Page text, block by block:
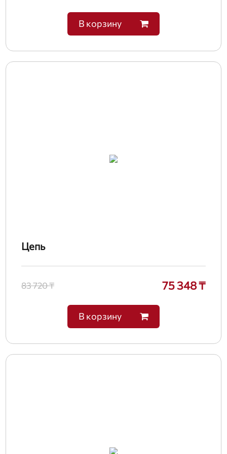
В корзину
Цепь
83 720 ₸ 75 348 ₸
В корзину